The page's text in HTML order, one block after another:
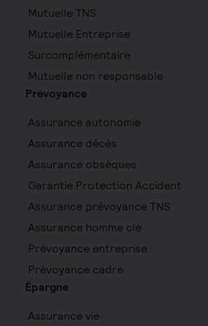
Mutuelle TNS
Mutuelle Entreprise
Surcomplémentaire
Mutuelle non responsable
Prévoyance
Assurance autonomie
Assurance décès
Assurance obsèques
Garantie Protection Accident
Assurance prévoyance TNS
Assurance homme clé
Prévoyance entreprise
Prévoyance cadre
Épargne
Assurance vie